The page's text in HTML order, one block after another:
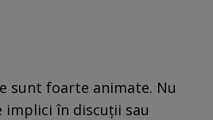
sunt foarte animate. Nu
implici în discuții sau